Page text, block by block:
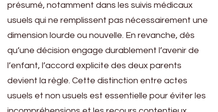
présumé, notamment dans les suivis médicaux
usuels qui ne remplissent pas nécessairement une
dimension lourde ou nouvelle. En revanche, dès
qu’une décision engage durablement l’avenir de
l’enfant, l’accord explicite des deux parents
devient la règle. Cette distinction entre actes
usuels et non usuels est essentielle pour éviter les